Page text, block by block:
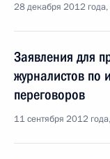
28 декабря 2012
Заявления для
журналистов по
переговоров
11 сентября 2012